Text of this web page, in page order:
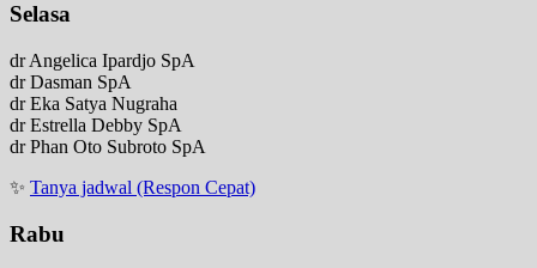
Selasa
dr Angelica Ipardjo SpA
dr Dasman SpA
dr Eka Satya Nugraha
dr Estrella Debby SpA
dr Phan Oto Subroto SpA
✨ Tanya jadwal (Respon Cepat)
Rabu